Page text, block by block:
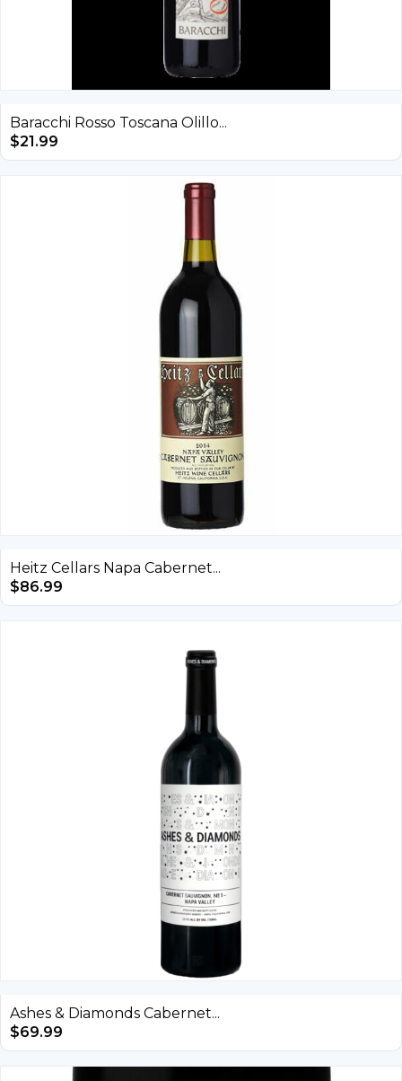
Baracchi Rosso Toscana Olillo...
$21.99
Heitz Cellars Napa Cabernet...
$86.99
Ashes & Diamonds Cabernet...
$69.99